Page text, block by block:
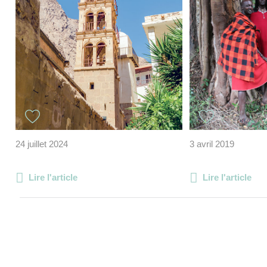
24 juillet 2024
Lire l'article
3 avril 2019
Lire l'article